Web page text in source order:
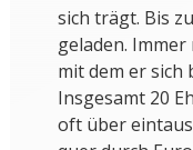
sich trägt. Bis
geladen.
mit dem er sich
Insgesamt 20
oft über